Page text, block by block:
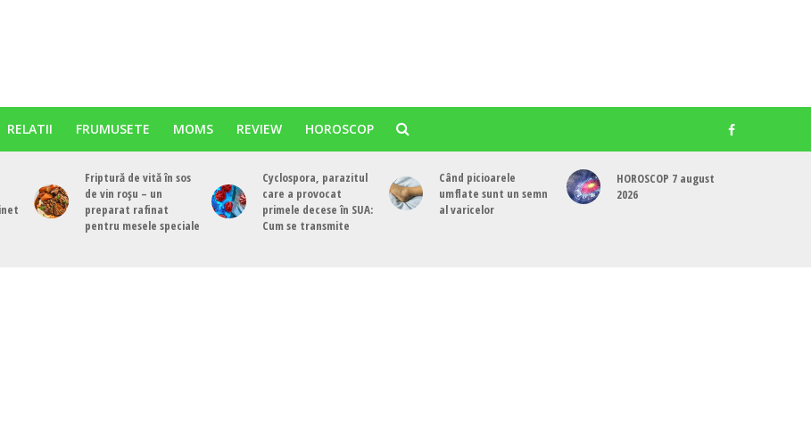
RELATII FRUMUSETE MOMS REVIEW HOROSCOP
Friptură de vită în sos
de vin roșu – un
preparat rafinat
pentru mesele speciale
Cyclospora, parazitul
care a provocat
primele decese în SUA:
Cum se transmite
Când picioarele
umflate sunt un semn
al varicelor
HOROSCOP 7 august
2026